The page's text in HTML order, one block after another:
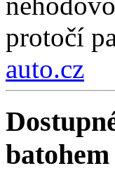
protočí
auto.cz